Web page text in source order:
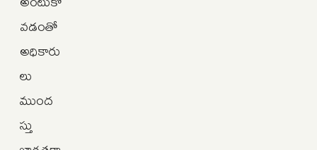
వడంతో
అధికారు
లు
ముంద
స్తు